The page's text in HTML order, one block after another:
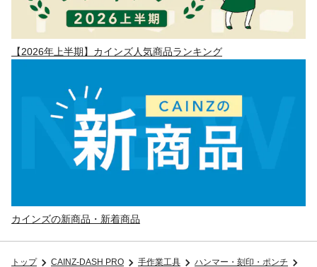
【2026年上半期】カインズ人気商品ランキング
カインズの新商品・新着商品
トップ CAINZ-DASH PRO 手作業工具
ハンマー・刻印・ポンチ